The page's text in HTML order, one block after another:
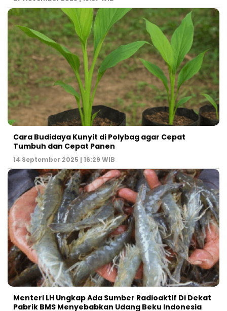
Cara Budidaya Kunyit di Polybag agar Cepat
Tumbuh dan Cepat Panen
14 September 2025 | 16:29 WIB
Menteri LH Ungkap Ada Sumber Radioaktif Di Dekat
Pabrik BMS Menyebabkan Udang Beku Indonesia